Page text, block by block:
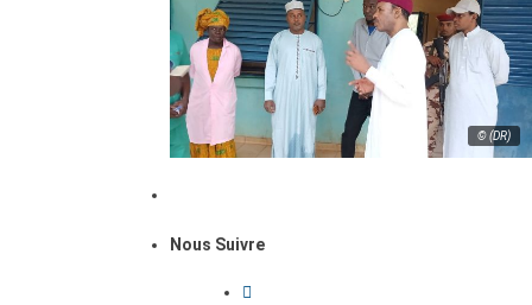
© (DR)
Nous Suivre